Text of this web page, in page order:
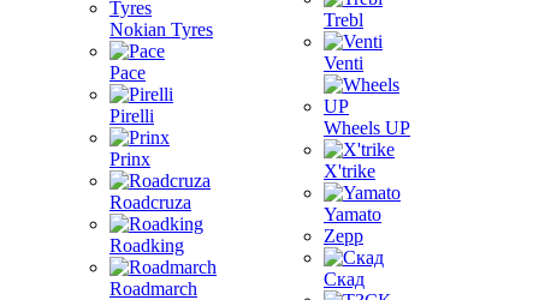
Nokian Tyres
Pace
Pirelli
Prinx
Roadcruza
Roadking
Roadmarch
Trebl
Venti
Wheels UP
X'trike
Yamato
Zepp
Скад